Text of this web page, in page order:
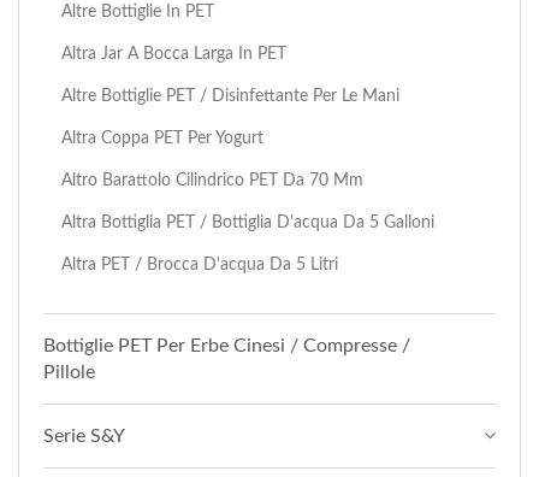
Altre Bottiglie In PET
Altra Jar A Bocca Larga In PET
Altre Bottiglie PET / Disinfettante Per Le Mani
Altra Coppa PET Per Yogurt
Altro Barattolo Cilindrico PET Da 70 Mm
Altra Bottiglia PET / Bottiglia D'acqua Da 5 Galloni
Altra PET / Brocca D'acqua Da 5 Litri
Bottiglie PET Per Erbe Cinesi / Compresse /
Pillole
Serie S&Y